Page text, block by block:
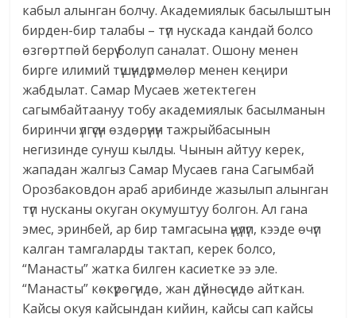
кабыл алынган болчу. Академиялык басылыштын
бирден-бир талабы – түп нускада кандай болсо
өзгөртпөй берүү болуп саналат. Ошону менен
бирге илимий түшүндүрмөлөр менен кеңири
жабдылат. Самар Мусаев жетектеген
сагымбайтаануу тобу академиялык басылманын
биринчи үлгүсүн өздөрүнүн тажрыйбасынын
негизинде сунуш кылды. Чынын айтуу керек,
жападан жалгыз Самар Мусаев гана Сагымбай
Орозбаковдон араб арибинде жазылып алынган
түп нусканы окуган окумуштуу болгон. Ал гана
эмес, эринбей, ар бир тамгасына үңүлүп, кээде өчүп
калган тамгаларды тактап, керек болсо,
“Манасты” жатка билген касиетке ээ эле.
“Манасты” көкүрөгүндө, жан дүйнөсүндө айткан.
Кайсы окуя кайсындан кийин, кайсы сап кайсы